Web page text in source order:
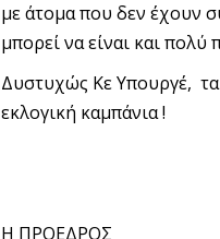
με άτομα που δεν έχουν
μπορεί να είναι και πολύ
Δυστυχώς Κε Υπουργέ, τα
εκλογική καμπάνια !
Η